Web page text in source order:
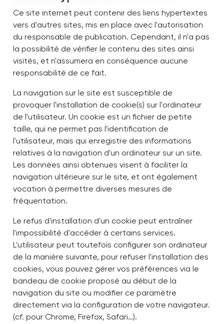
Ce site internet peut contenir des liens hypertextes
vers d'autres sites, mis en place avec l'autorisation
du responsable de publication. Cependant, il n'a pas
la possibilité de vérifier le contenu des sites ainsi
visités, et n'assumera en conséquence aucune
responsabilité de ce fait.
La navigation sur le site est susceptible de
provoquer l'installation de cookie(s) sur l'ordinateur
de l'utilisateur. Un cookie est un fichier de petite
taille, qui ne permet pas l'identification de
l'utilisateur, mais qui enregistre des informations
relatives à la navigation d'un ordinateur sur un site.
Les données ainsi obtenues visent à faciliter la
navigation ultérieure sur le site, et ont également
vocation à permettre diverses mesures de
fréquentation.
Le refus d'installation d'un cookie peut entraîner
l'impossibilité d'accéder à certains services.
L'utilisateur peut toutefois configurer son ordinateur
de la manière suivante, pour refuser l'installation des
cookies, vous pouvez gérer vos préférences via le
bandeau de cookie proposé au début de la
navigation du site ou modifier ce paramètre
directement via la configuration de votre navigateur.
(cf. pour Chrome, Firefox, Safari…).